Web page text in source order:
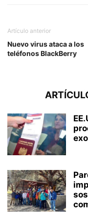
Artículo anterior
Nuevo virus ataca a los
teléfonos BlackBerry